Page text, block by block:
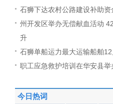
石狮下达农村公路建设补助资
州开发区举办无偿献血活动
升
石狮单船运力最大运输船舶
职工应急救护培训在华安县
今日热词